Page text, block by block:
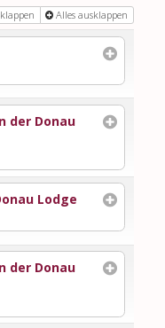
Alles ausklappen
der Donau
Lodge
der Donau